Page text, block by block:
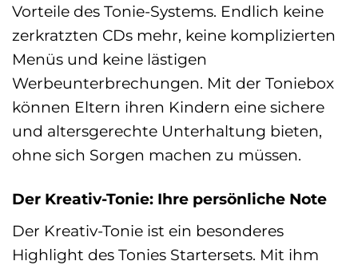
Vorteile des Tonie-Systems. Endlich keine
zerkratzten CDs mehr, keine komplizierten
Menüs und keine lästigen
Werbeunterbrechungen. Mit der Toniebox
können Eltern ihren Kindern eine sichere
und altersgerechte Unterhaltung bieten,
ohne sich Sorgen machen zu müssen.
Der Kreativ-Tonie: Ihre persönliche Note
Der Kreativ-Tonie ist ein besonderes
Highlight des Tonies Startersets. Mit ihm